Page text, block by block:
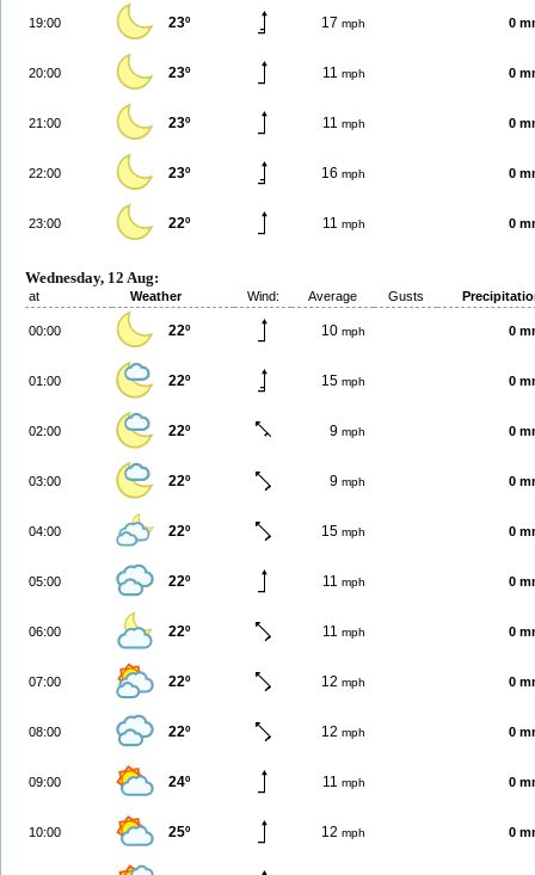
19:00 23º 17 mph 0
20:00 23º 11 mph 0
21:00 23º 11 mph 0
22:00 23º 16 mph 0
23:00 22º 11 mph 0
Wednesday, 12 Aug:
at Weather Wind: Average Gusts
00:00 22º 10 mph 0
01:00 22º 15 mph 0
02:00 22º 9 mph 0
03:00 22º 9 mph 0
04:00 22º 15 mph 0
05:00 22º 11 mph 0
06:00 22º 11 mph 0
07:00 22º 12 mph 0
08:00 22º 12 mph 0
09:00 24º 11 mph 0
10:00 25º 12 mph 0